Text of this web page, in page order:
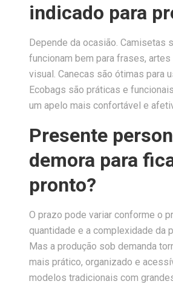
indicado para
Depende da ocasião. Camisetas
funcionam bem para frases,
visual. Canecas são ótimas para
Ecobags são práticas e
um apelo mais confortável e
Presente
demora para
pronto?
O prazo pode variar conforme o
quantidade e a complexidade da
Mas a produção sob demanda
mais prático, organizado e
modelos tradicionais com